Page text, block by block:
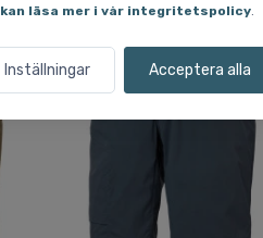
kan läsa mer i vår integritetspolicy
Inställningar Acceptera alla